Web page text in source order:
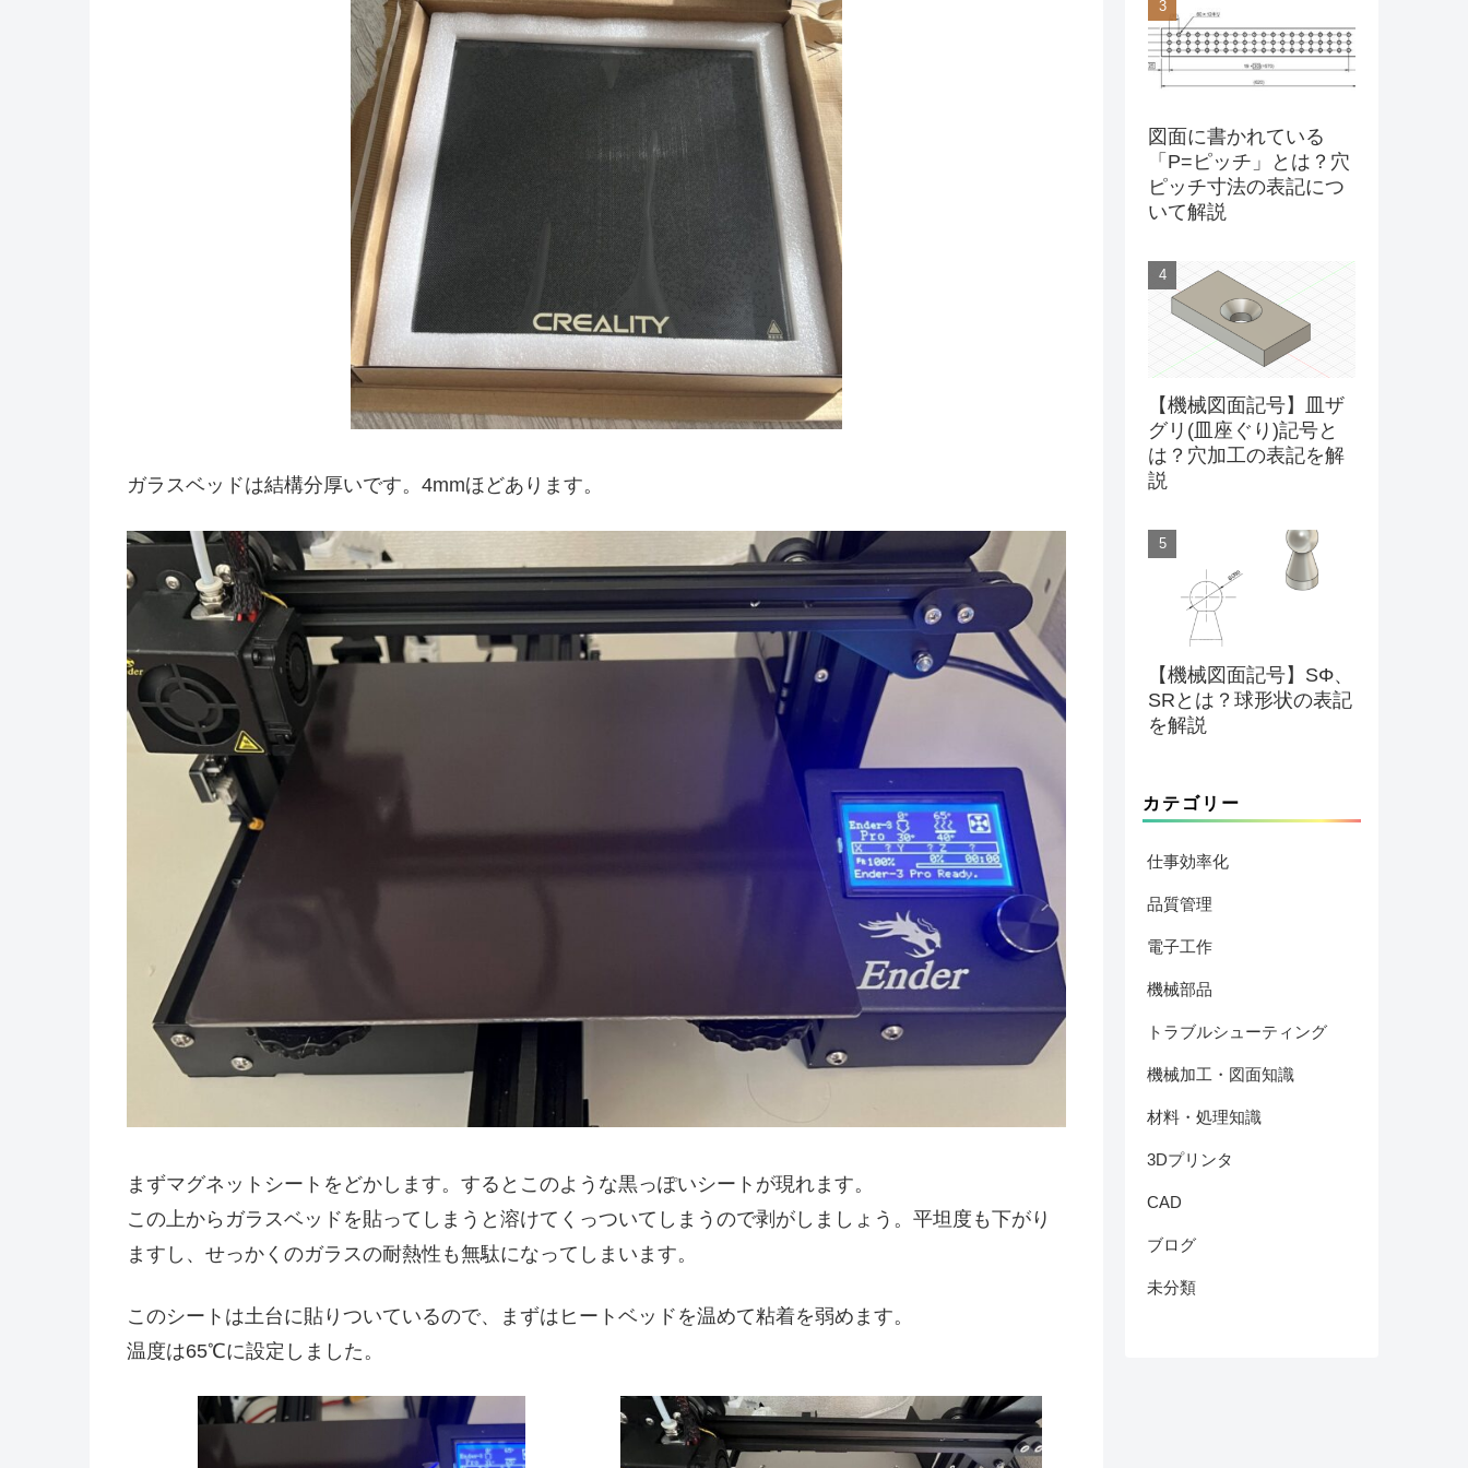
ガラスベッドは結構分厚いです。4mmほどあります。
まずマグネットシートをどかします。するとこのような黒っぽいシートが現れます。
この上からガラスベッドを貼ってしまうと溶けてくっついてしまうので剥がしましょう。平坦度も下がり
ますし、せっかくのガラスの耐熱性も無駄になってしまいます。
このシートは土台に貼りついているので、まずはヒートベッドを温めて粘着を弱めます。
温度は65℃に設定しました。
図面に書かれている
「P=ピッチ」とは？穴
ピッチ寸法の表記につ
いて解説
【機械図面記号】皿ザ
グリ(皿座ぐり)記号と
は？穴加工の表記を解
説
【機械図面記号】SΦ、
SRとは？球形状の表記
を解説
カテゴリー
仕事効率化
品質管理
電子工作
機械部品
トラブルシューティング
機械加工・図面知識
材料・処理知識
3Dプリンタ
CAD
ブログ
未分類